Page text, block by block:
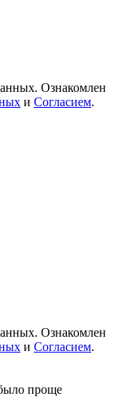
Ознакомлен
и Согласием.
Ознакомлен
и Согласием.
проще